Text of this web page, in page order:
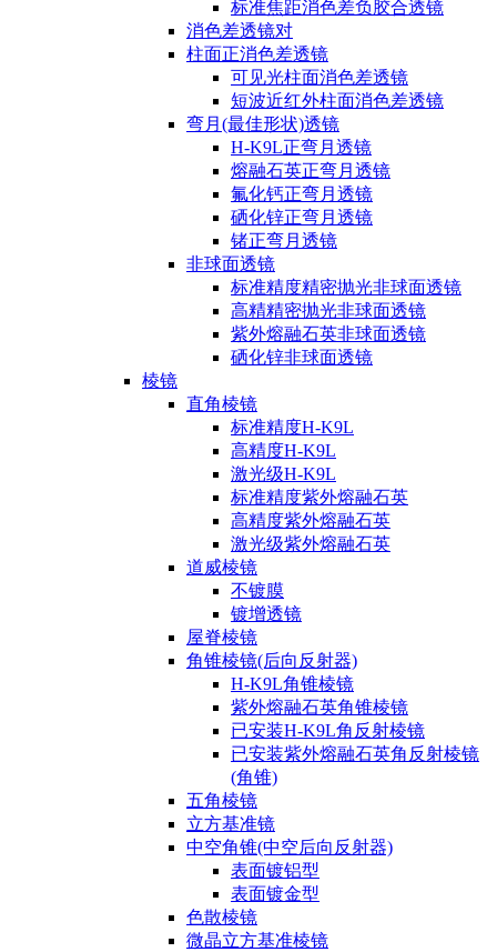
标准焦距消色差负胶合透镜
消色差透镜对
柱面正消色差透镜
可见光柱面消色差透镜
短波近红外柱面消色差透镜
弯月(最佳形状)透镜
H-K9L正弯月透镜
熔融石英正弯月透镜
氟化钙正弯月透镜
硒化锌正弯月透镜
锗正弯月透镜
非球面透镜
标准精度精密抛光非球面透镜
高精精密抛光非球面透镜
紫外熔融石英非球面透镜
硒化锌非球面透镜
棱镜
直角棱镜
标准精度H-K9L
高精度H-K9L
激光级H-K9L
标准精度紫外熔融石英
高精度紫外熔融石英
激光级紫外熔融石英
道威棱镜
不镀膜
镀增透镜
屋脊棱镜
角锥棱镜(后向反射器)
H-K9L角锥棱镜
紫外熔融石英角锥棱镜
已安装H-K9L角反射棱镜
已安装紫外熔融石英角反射棱镜
(角锥)
五角棱镜
立方基准镜
中空角锥(中空后向反射器)
表面镀铝型
表面镀金型
色散棱镜
微晶立方基准棱镜